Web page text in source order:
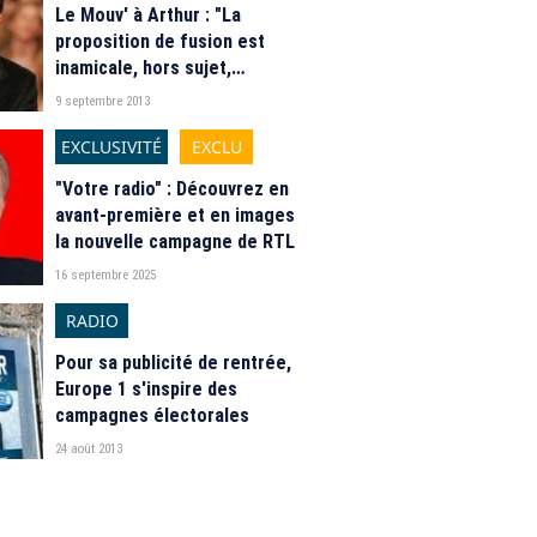
Le Mouv' à Arthur : "La
proposition de fusion est
inamicale, hors sujet,
insultante et anachronique"
9 septembre 2013
EXCLUSIVITÉ
EXCLU
"Votre radio" : Découvrez en
avant-première et en images
la nouvelle campagne de RTL
16 septembre 2025
RADIO
Pour sa publicité de rentrée,
Europe 1 s'inspire des
campagnes électorales
24 août 2013